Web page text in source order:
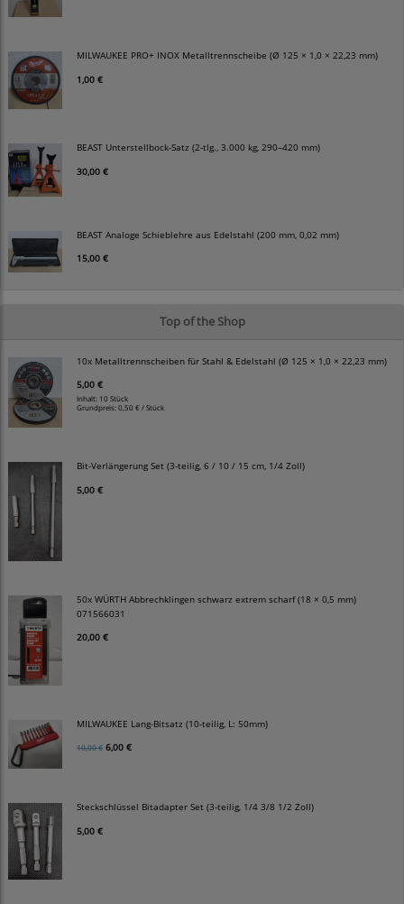
MILWAUKEE PRO+ INOX Metalltrennscheibe (Ø 125 × 1,0 × 22,23 mm)
1,00 €
BEAST Unterstellbock-Satz (2-tlg., 3.000 kg, 290–420 mm)
30,00 €
BEAST Analoge Schieblehre aus Edelstahl (200 mm, 0,02 mm)
15,00 €
Top of the Shop
10x Metalltrennscheiben für Stahl & Edelstahl (Ø 125 × 1,0 × 22,23 mm)
5,00 €
Inhalt: 10 Stück
Grundpreis:0,50 € / Stück
Bit-Verlängerung Set (3-teilig, 6 / 10 / 15 cm, 1/4 Zoll)
5,00 €
50x WÜRTH Abbrechklingen schwarz extrem scharf (18 × 0,5 mm)
071566031
20,00 €
MILWAUKEE Lang-Bitsatz (10-teilig, L: 50mm)
10,00 € 6,00 €
Steckschlüssel Bitadapter Set (3-teilig, 1/4 3/8 1/2 Zoll)
5,00 €